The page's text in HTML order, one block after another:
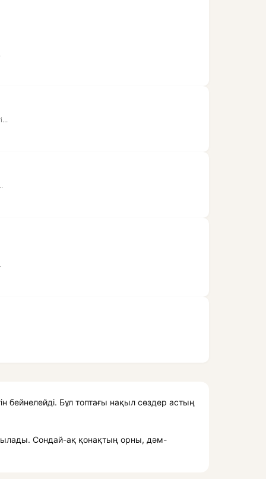
бейнелейді. Бұл топтағы нақыл сөздер астың
Сондай-ақ қонақтың орны, дәм-